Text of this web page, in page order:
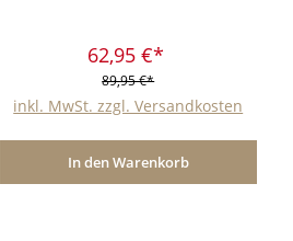
62,95 €*
89,95 €*
inkl. MwSt. zzgl. Versandkosten
In den Warenkorb